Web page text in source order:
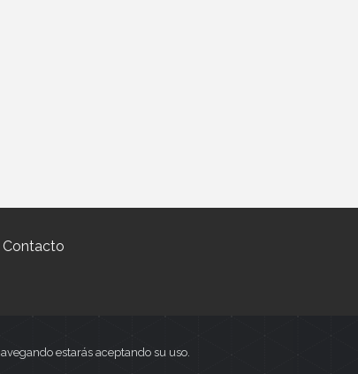
Contacto
estarás aceptando su uso.